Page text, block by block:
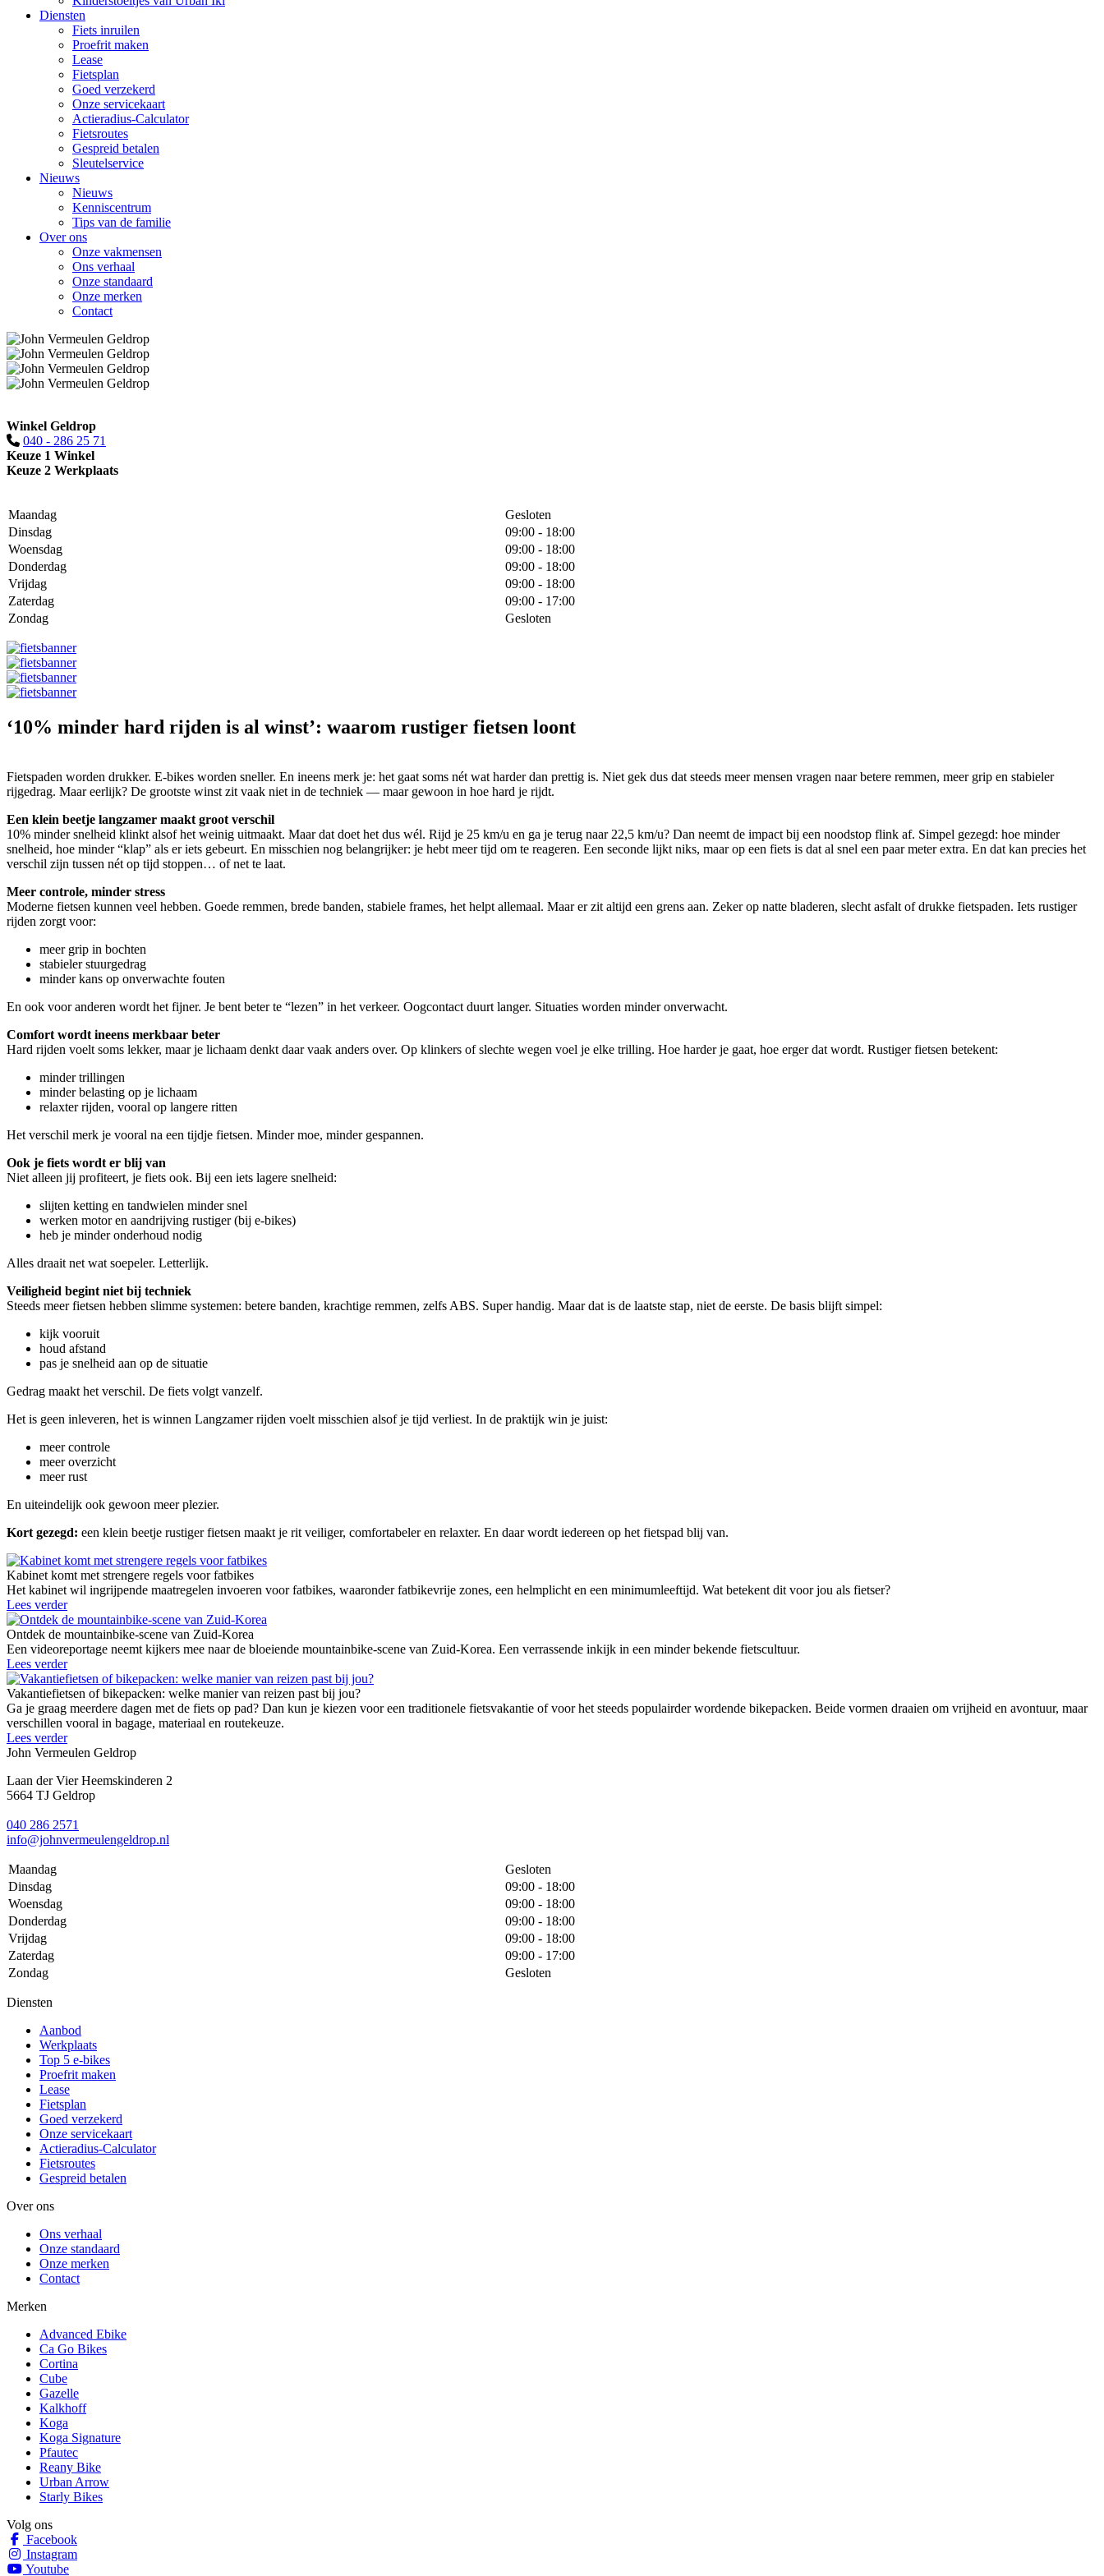
Diensten
Fiets inruilen
Proefrit maken
Lease
Fietsplan
Goed verzekerd
Onze servicekaart
Actieradius-Calculator
Fietsroutes
Gespreid betalen
Sleutelservice
Nieuws
Nieuws
Kenniscentrum
Tips van de familie
Over ons
Onze vakmensen
Ons verhaal
Onze standaard
Onze merken
Contact
Winkel Geldrop
040 - 286 25 71
Keuze 1 Winkel
Keuze 2 Werkplaats
Maandag
Gesloten
Dinsdag
09:00 - 18:00
Woensdag
09:00 - 18:00
Donderdag
09:00 - 18:00
Vrijdag
09:00 - 18:00
Zaterdag
09:00 - 17:00
Zondag
Gesloten
‘10% minder hard rijden is al winst’: waarom rustiger fietsen loont
Fietspaden worden drukker. E-bikes worden sneller. En ineens merk je: het gaat soms nét wat harder dan prettig is. Niet gek dus dat steeds meer mensen vragen naar betere remmen, meer grip en stabieler
rijgedrag. Maar eerlijk? De grootste winst zit vaak niet in de techniek — maar gewoon in hoe hard je rijdt.
Een klein beetje langzamer maakt groot verschil
10% minder snelheid klinkt alsof het weinig uitmaakt. Maar dat doet het dus wél. Rijd je 25 km/u en ga je terug naar 22,5 km/u? Dan neemt de impact bij een noodstop flink af. Simpel gezegd: hoe minder
snelheid, hoe minder “klap” als er iets gebeurt. En misschien nog belangrijker: je hebt meer tijd om te reageren. Een seconde lijkt niks, maar op een fiets is dat al snel een paar meter extra. En dat kan precies het
verschil zijn tussen nét op tijd stoppen… of net te laat.
Meer controle, minder stress
Moderne fietsen kunnen veel hebben. Goede remmen, brede banden, stabiele frames, het helpt allemaal. Maar er zit altijd een grens aan. Zeker op natte bladeren, slecht asfalt of drukke fietspaden. Iets rustiger
rijden zorgt voor:
meer grip in bochten
stabieler stuurgedrag
minder kans op onverwachte fouten
En ook voor anderen wordt het fijner. Je bent beter te “lezen” in het verkeer. Oogcontact duurt langer. Situaties worden minder onverwacht.
Comfort wordt ineens merkbaar beter
Hard rijden voelt soms lekker, maar je lichaam denkt daar vaak anders over. Op klinkers of slechte wegen voel je elke trilling. Hoe harder je gaat, hoe erger dat wordt. Rustiger fietsen betekent:
minder trillingen
minder belasting op je lichaam
relaxter rijden, vooral op langere ritten
Het verschil merk je vooral na een tijdje fietsen. Minder moe, minder gespannen.
Ook je fiets wordt er blij van
Niet alleen jij profiteert, je fiets ook. Bij een iets lagere snelheid:
slijten ketting en tandwielen minder snel
werken motor en aandrijving rustiger (bij e-bikes)
heb je minder onderhoud nodig
Alles draait net wat soepeler. Letterlijk.
Veiligheid begint niet bij techniek
Steeds meer fietsen hebben slimme systemen: betere banden, krachtige remmen, zelfs ABS. Super handig. Maar dat is de laatste stap, niet de eerste. De basis blijft simpel:
kijk vooruit
houd afstand
pas je snelheid aan op de situatie
Gedrag maakt het verschil. De fiets volgt vanzelf.
Het is geen inleveren, het is winnen Langzamer rijden voelt misschien alsof je tijd verliest. In de praktijk win je juist:
meer controle
meer overzicht
meer rust
En uiteindelijk ook gewoon meer plezier.
Kort gezegd: een klein beetje rustiger fietsen maakt je rit veiliger, comfortabeler en relaxter. En daar wordt iedereen op het fietspad blij van.
Kabinet komt met strengere regels voor fatbikes
Het kabinet wil ingrijpende maatregelen invoeren voor fatbikes, waaronder fatbikevrije zones, een helmplicht en een minimumleeftijd. Wat betekent dit voor jou als fietser?
Lees verder
Ontdek de mountainbike-scene van Zuid-Korea
Een videoreportage neemt kijkers mee naar de bloeiende mountainbike-scene van Zuid-Korea. Een verrassende inkijk in een minder bekende fietscultuur.
Lees verder
Vakantiefietsen of bikepacken: welke manier van reizen past bij jou?
Ga je graag meerdere dagen met de fiets op pad? Dan kun je kiezen voor een traditionele fietsvakantie of voor het steeds populairder wordende bikepacken. Beide vormen draaien om vrijheid en avontuur, maar
verschillen vooral in bagage, materiaal en routekeuze.
Lees verder
John Vermeulen Geldrop
Laan der Vier Heemskinderen 2
5664 TJ Geldrop
040 286 2571
info@johnvermeulengeldrop.nl
Maandag
Gesloten
Dinsdag
09:00 - 18:00
Woensdag
09:00 - 18:00
Donderdag
09:00 - 18:00
Vrijdag
09:00 - 18:00
Zaterdag
09:00 - 17:00
Zondag
Gesloten
Diensten
Aanbod
Werkplaats
Top 5 e-bikes
Proefrit maken
Lease
Fietsplan
Goed verzekerd
Onze servicekaart
Actieradius-Calculator
Fietsroutes
Gespreid betalen
Over ons
Ons verhaal
Onze standaard
Onze merken
Contact
Merken
Advanced Ebike
Ca Go Bikes
Cortina
Cube
Gazelle
Kalkhoff
Koga
Koga Signature
Pfautec
Reany Bike
Urban Arrow
Starly Bikes
Volg ons
Facebook
Instagram
Youtube